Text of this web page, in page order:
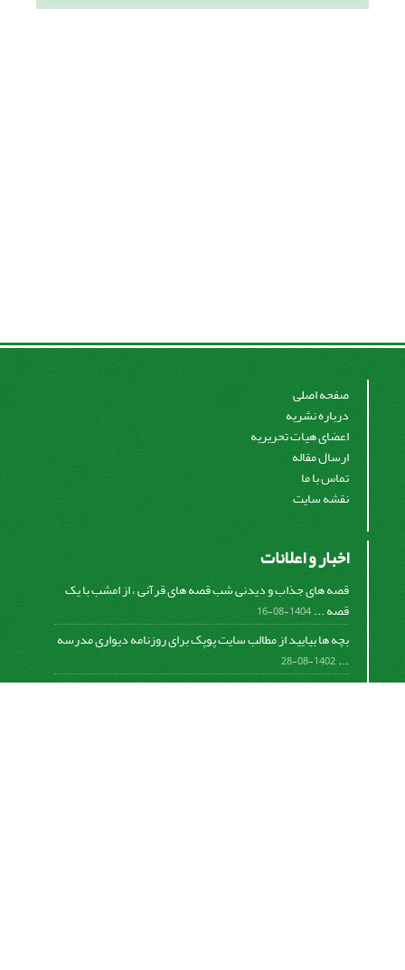
صفحه اصلی
درباره نشریه
اعضای هیات تحریریه
ارسال مقاله
تماس با ما
نقشه سایت
اخبار و اعلانات
قصه های جذاب و دیدنی شب قصه های قرآنی ، از امشب با یک
قصه ...1404-08-16
بچه ها بیایید از مطالب سایت پوپک برای روزنامه دیواری مدرسه
...
1402-08-28